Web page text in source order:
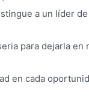
a un líder
para dejarla
en cada